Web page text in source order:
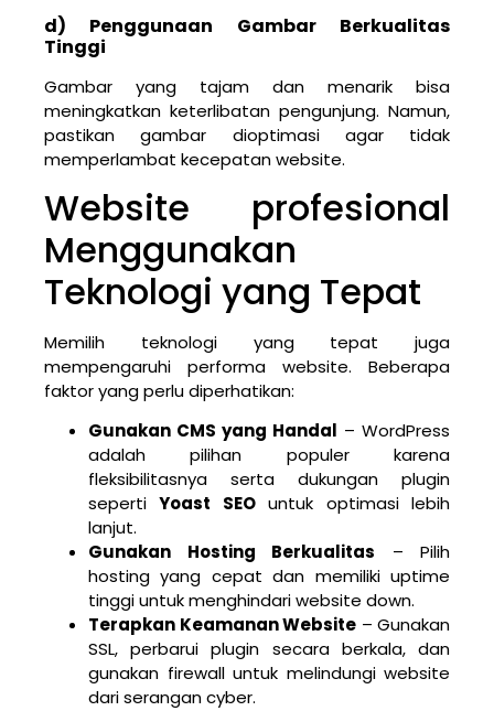
d) Penggunaan Gambar Berkualitas
Tinggi
Gambar yang tajam dan menarik bisa
meningkatkan keterlibatan pengunjung. Namun,
pastikan gambar dioptimasi agar tidak
memperlambat kecepatan website.
Website profesional
Menggunakan
Teknologi yang Tepat
Memilih teknologi yang tepat juga
mempengaruhi performa website. Beberapa
faktor yang perlu diperhatikan:
Gunakan CMS yang Handal – WordPress
adalah pilihan populer karena
fleksibilitasnya serta dukungan plugin
sepertiYoast SEOuntuk optimasi lebih
lanjut.
Gunakan Hosting Berkualitas – Pilih
hosting yang cepat dan memiliki uptime
tinggi untuk menghindari website down.
Terapkan Keamanan Website – Gunakan
SSL, perbarui plugin secara berkala, dan
gunakan firewall untuk melindungi website
dari serangan cyber.